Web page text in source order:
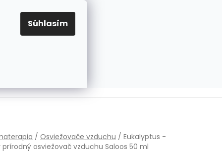
Súhlasím
PRAVIDLÁ PRE COOKIES
EUR
/ Osviežovače vzduchu / Eukalyptus -
prírodný osviežovač vzduchu Saloos 50 ml